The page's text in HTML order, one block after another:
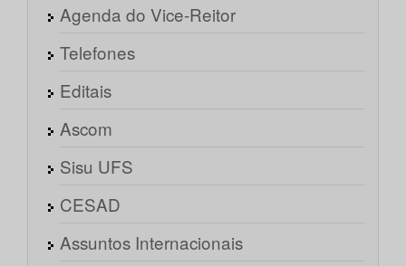
Agenda do Vice-Reitor
Telefones
Editais
Ascom
Sisu UFS
CESAD
Assuntos Internacionais